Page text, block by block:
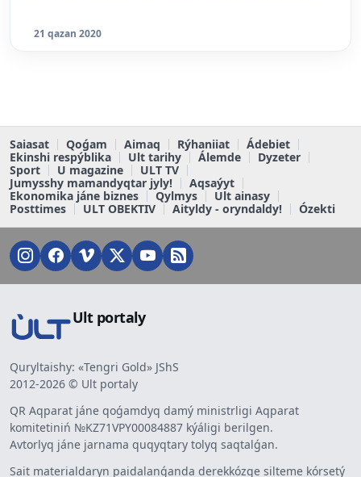
21 qazan 2020
Saiasat Qoǵam Aimaq Rýhaniiat
Ádebiet
Ekinshi respýblika
Ult tarihy Álemde
Dyzeter
Sport
U magazine
ULT TV
Jumysshy mamandyqtar jyly!
Aqsaýyt
Ekonomika jáne biznes
Qylmys
Ult ainasy
Posttimes
ULT OBEKTIV Aityldy - oryndaldy! Ózekti
Ult portaly
Quryltaishy: «Tengri Gold» JShS
2012-2026 © Ult portaly
QR Aqparat jáne qoǵamdyq damý ministrligi Aqparat
komitetiniń №KZ71VPY00084887 kýáligi berilgen.
Avtorlyq jáne jarnama quqyqtary tolyq saqtalǵan.
Sait materialdaryn paidalanǵanda derekkózge silteme kórsetý